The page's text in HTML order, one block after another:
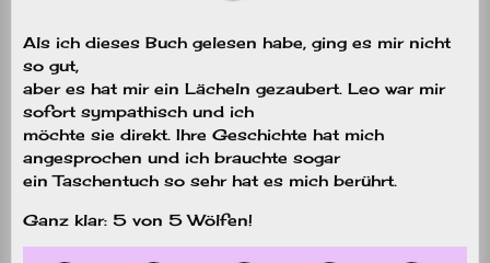
Als ich dieses Buch gelesen habe, ging es mir nicht
so gut,
aber es hat mir ein Lächeln gezaubert. Leo war mir
sofort sympathisch und ich
möchte sie direkt. Ihre Geschichte hat mich
angesprochen und ich brauchte sogar
ein Taschentuch so sehr hat es mich berührt.
Ganz klar: 5 von 5 Wölfen!